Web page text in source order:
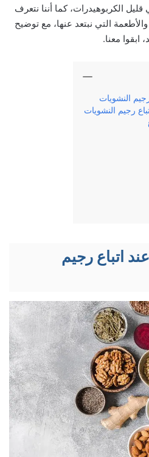
الكربوهيدرات، كما أننا نتعرف
التي نبتعد عنها، مع توضيح
ابقوا معنا.
النشويات
رجيم النشويات
اتباع رجيم